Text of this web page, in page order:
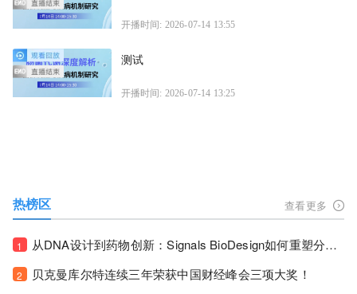
开播时间: 2026-07-14 13:55
测试
开播时间: 2026-07-14 13:25
热榜区 查看更多
1 从DNA设计到药物创新：Signals BioDesign如何重塑分子生物学研发生态！
2 贝克曼库尔特连续三年荣获中国财经峰会三项大奖！